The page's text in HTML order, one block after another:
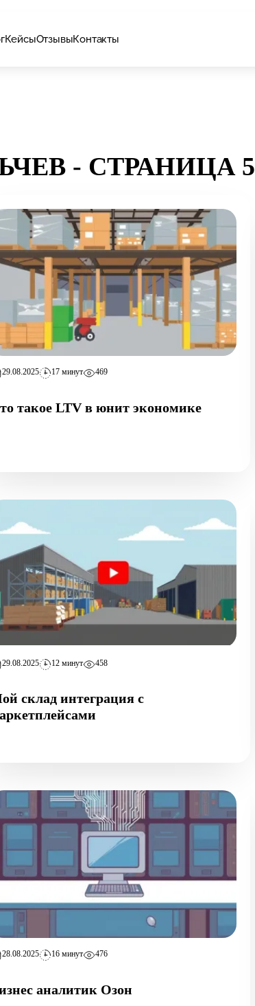
КейсыОтзывыКонтакты
- СТРАНИЦА 5
29.08.2025 17 минут 469
такое LTV в юнит экономике
29.08.2025 12 минут 458
склад интеграция с
28.08.2025 16 минут 476
аналитик Озон